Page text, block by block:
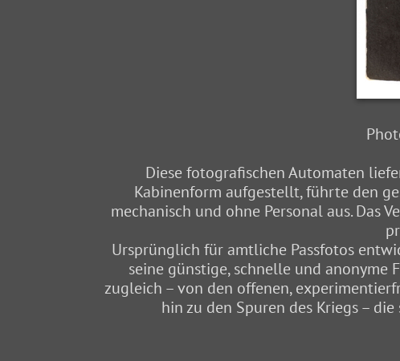
Diese fotografischen Automaten
Kabinenform aufgestellt, führte den
mechanisch und ohne Personal aus.
Ursprünglich für amtliche Passfotos
seine günstige, schnelle und
zugleich – von den offenen,
hin zu den Spuren des Kriegs –